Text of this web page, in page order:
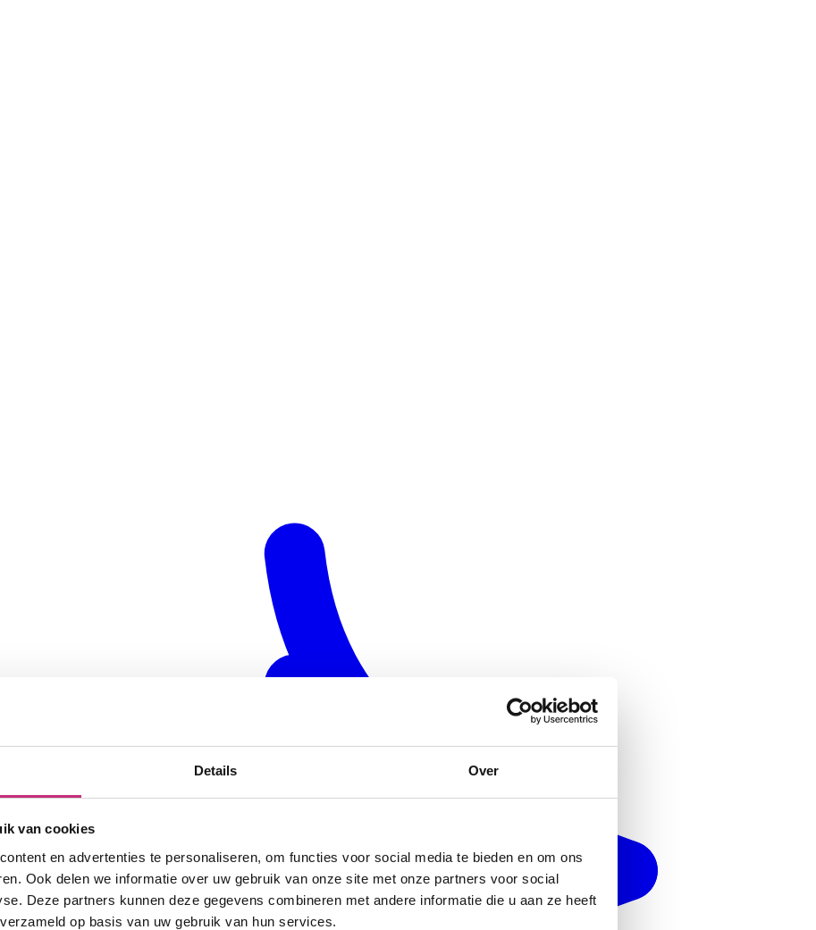
Details Over
van cookies
en advertenties te personaliseren, om functies voor social media te bieden en om ons
Ook delen we informatie over uw gebruik van onze site met onze partners voor social
Deze partners kunnen deze gegevens combineren met andere informatie die u aan ze heeft
op basis van uw gebruik van hun services.